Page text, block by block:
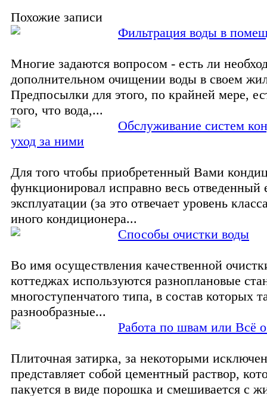
Похожие записи
Фильтрация воды в
Многие задаются вопросом - есть ли
дополнительном очищении воды в своем
Предпосылки для этого, по крайней мере,
того, что вода,...
Обслуживание систем
уход за ними
Для того чтобы приобретенный Вами
функционировал исправно весь отведенный
эксплуатации (за это отвечает уровень
иного кондиционера...
Способы очистки воды
Во имя осуществления качественной
коттеджах используются разноплановые
многоступенчатого типа, в состав которых
разнообразные...
Работа по швам или Всё о
Плиточная затирка, за некоторыми
представляет собой цементный раствор,
пакуется в виде порошка и смешивается с